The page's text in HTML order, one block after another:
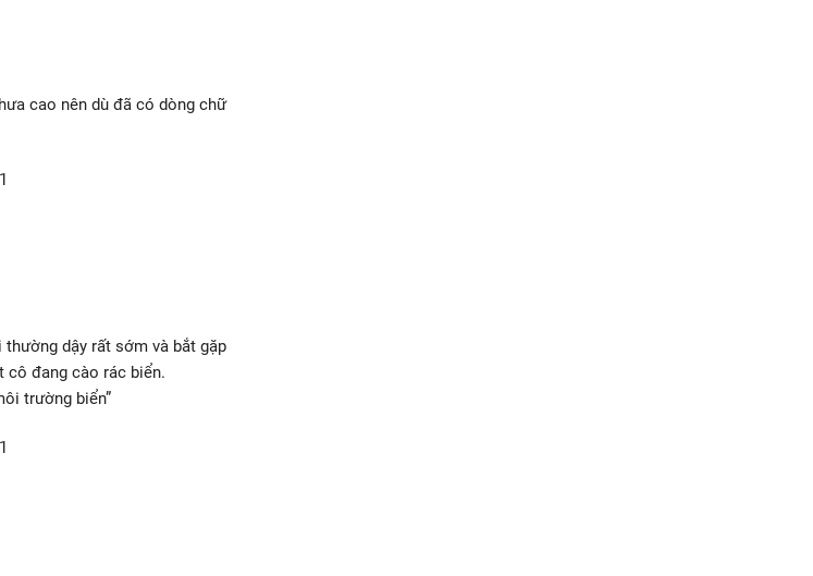
cao nên dù đã có dòng chữ
dậy rất sớm và bắt gặp
cô đang cào rác biển.
trường biển”